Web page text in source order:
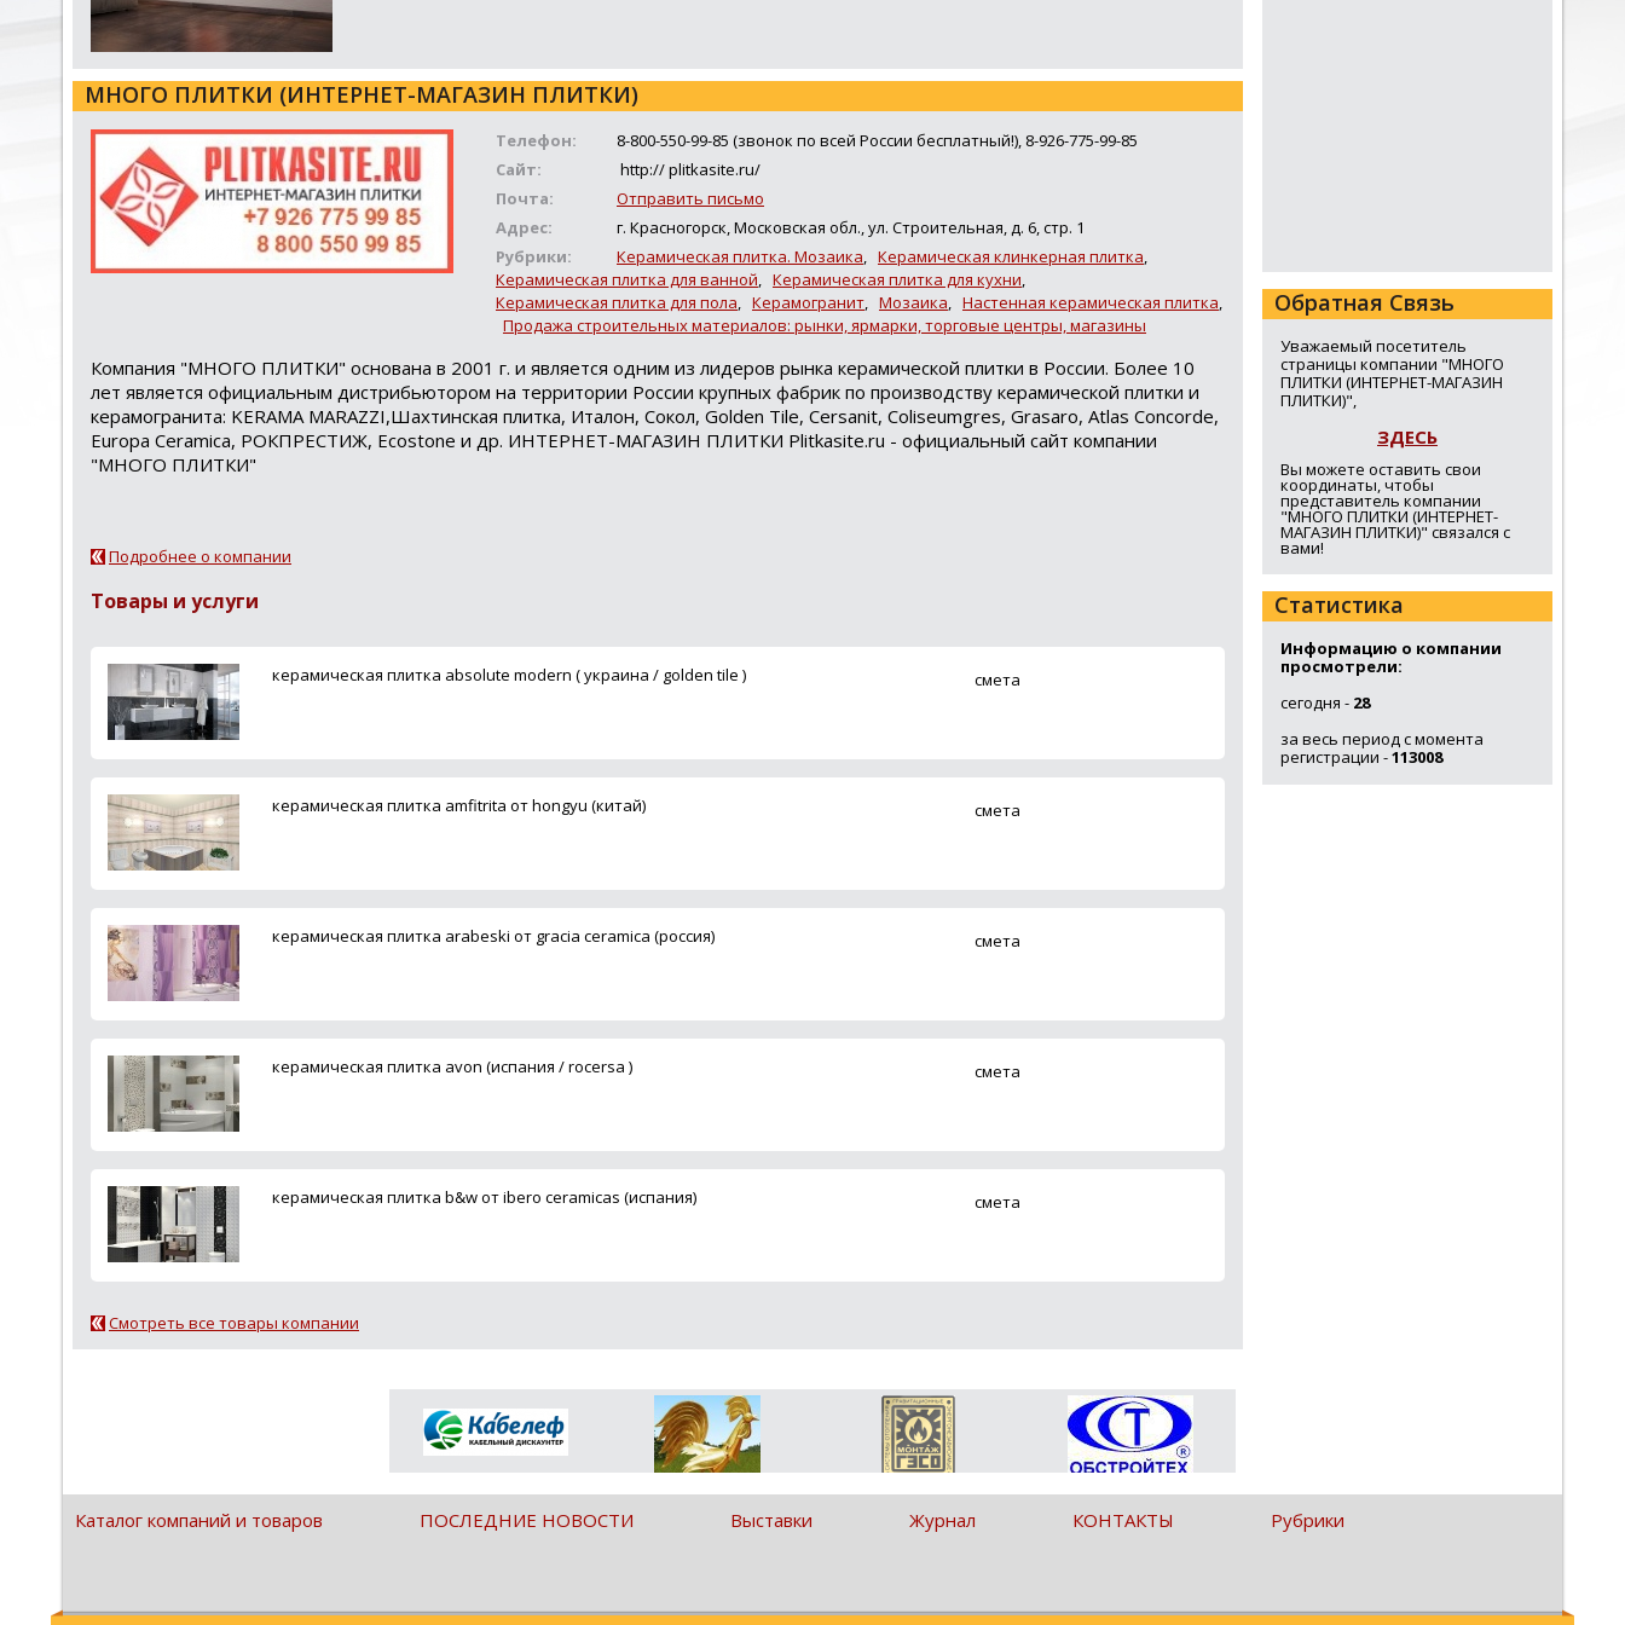
МНОГО ПЛИТКИ (ИНТЕРНЕТ-МАГАЗИН ПЛИТКИ)
Телефон:
8-800-550-99-85 (звонок по всей России бесплатный!), 8-926-775-99-85
Сайт:
http:// plitkasite.ru/
Почта:
Отправить письмо
Адрес:
г. Красногорск, Московская обл., ул. Строительная, д. 6, стр. 1
Рубрики:
Керамическая плитка. Мозаика, Керамическая клинкерная плитка,
Керамическая плитка для ванной, Керамическая плитка для кухни,
Керамическая плитка для пола, Керамогранит, Мозаика, Настенная керамическая плитка,
Продажа строительных материалов: рынки, ярмарки, торговые центры, магазины
Компания "МНОГО ПЛИТКИ" основана в 2001 г. и является одним из лидеров рынка керамической плитки в России. Более 10
лет является официальным дистрибьютором на территории России крупных фабрик по производству керамической плитки и
керамогранита: KERAMA MARAZZI,Шахтинская плитка, Италон, Сокол, Golden Tile, Cersanit, Сoliseumgres, Grasaro, Atlas Concorde,
Europa Ceramica, РОКПРЕСТИЖ, Ecostone и др. ИНТЕРНЕТ-МАГАЗИН ПЛИТКИ Plitkasite.ru - официальный сайт компании
"МНОГО ПЛИТКИ"
Подробнее о компании
Товары и услуги
керамическая плитка absolute modern ( украина / golden tile ) смета
керамическая плитка amfitrita от hongyu (китай) смета
керамическая плитка arabeski от gracia ceramica (россия) смета
керамическая плитка avon (испания / rocersa ) смета
керамическая плитка b&w от ibero ceramicas (испания) смета
Смотреть все товары компании
Обратная Связь
Уважаемый посетитель
страницы компании "МНОГО
ПЛИТКИ (ИНТЕРНЕТ-МАГАЗИН
ПЛИТКИ)",
ЗДЕСЬ
Вы можете оставить свои
координаты, чтобы
представитель компании
"МНОГО ПЛИТКИ (ИНТЕРНЕТ-
МАГАЗИН ПЛИТКИ)" связался с
вами!
Статистика
Информацию о компании
просмотрели:
сегодня - 28
за весь период с момента
регистрации -113008
Каталог компаний и товаров ПОСЛЕДНИЕ НОВОСТИ Выставки Журнал КОНТАКТЫ Рубрики